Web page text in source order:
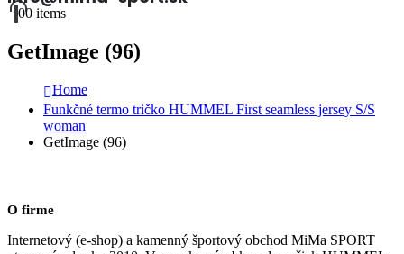
00 items
GetImage (96)
Home
Funkčné termo tričko HUMMEL First seamless jersey S/S
woman
GetImage (96)
O firme
Internetový (e-shop) a kamenný športový obchod MiMa SPORT